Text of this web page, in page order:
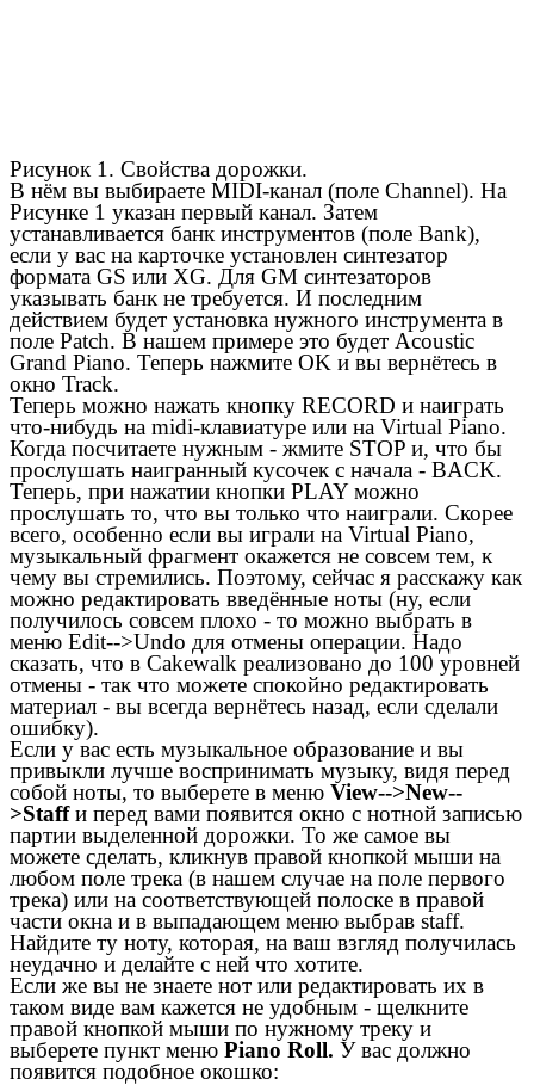
Рисунок 1. Свойства дорожки.
В нём вы выбираете MIDI-канал (поле Channel). На
Рисунке 1 указан первый канал. Затем
устанавливается банк инструментов (поле Bank),
если у вас на карточке установлен синтезатор
формата GS или XG. Для GM синтезаторов
указывать банк не требуется. И последним
действием будет установка нужного инструмента в
поле Patch. В нашем примере это будет Acoustic
Grand Piano. Теперь нажмите OK и вы вернётесь в
окно Track.
Теперь можно нажать кнопку RECORD и наиграть
что-нибудь на midi-клавиатуре или на Virtual Piano.
Когда посчитаете нужным - жмите STOP и, что бы
прослушать наигранный кусочек с начала - BACK.
Теперь, при нажатии кнопки PLAY можно
прослушать то, что вы только что наиграли. Скорее
всего, особенно если вы играли на Virtual Piano,
музыкальный фрагмент окажется не совсем тем, к
чему вы стремились. Поэтому, сейчас я расскажу как
можно редактировать введённые ноты (ну, если
получилось совсем плохо - то можно выбрать в
меню Edit-->Undo для отмены операции. Надо
сказать, что в Cakewalk реализовано до 100 уровней
отмены - так что можете спокойно редактировать
материал - вы всегда вернётесь назад, если сделали
ошибку).
Если у вас есть музыкальное образование и вы
привыкли лучше воспринимать музыку, видя перед
собой ноты, то выберете в меню View-->New--
>Staffи перед вами появится окно с нотной записью
партии выделенной дорожки. То же самое вы
можете сделать, кликнув правой кнопкой мыши на
любом поле трека (в нашем случае на поле первого
трека) или на соответствующей полоске в правой
части окна и в выпадающем меню выбрав staff.
Найдите ту ноту, которая, на ваш взгляд получилась
неудачно и делайте с ней что хотите.
Если же вы не знаете нот или редактировать их в
таком виде вам кажется не удобным - щелкните
правой кнопкой мыши по нужному треку и
выберете пункт меню Piano Roll. У вас должно
появится подобное окошко: